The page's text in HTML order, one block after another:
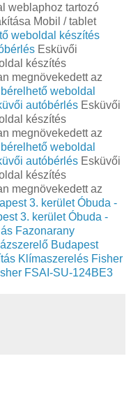
weblaphoz tartozó
Mobil / tablet
weboldal készítés
Esküvői
készítés
megnövekedett az
weboldal
autóbérlés Esküvői
készítés
megnövekedett az
weboldal
autóbérlés Esküvői
készítés
megnövekedett az
3. kerület Óbuda -
3. kerület Óbuda -
Fazonarany
Budapest
Klímaszerelés Fisher
FSAI-SU-124BE3